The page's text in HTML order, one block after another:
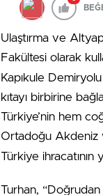
Ulaştırma ve
Fakültesi olarak
Kapıkule
kıtayı birbirine
Türkiye’nin hem
Ortadoğu Akdeniz
Türkiye ihracatının
Turhan, “Doğrudan